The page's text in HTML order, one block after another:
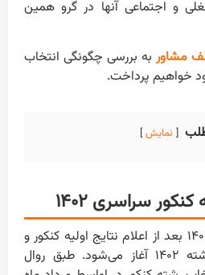
و اجتماعی آنها در گرو همین
مشاوربه بررسی چگونگی انتخاب
خواهیم پرداخت.
نمایش
سراسری ۱۴۰۲
زمان انتخاب رشته کنکور ۱۴۰۲ بعد از اعلام نتایج اولیه کنکور و
انتشار دفترچه انتخاب رشته ۱۴۰۲ آغاز می‌شود. طبق روال